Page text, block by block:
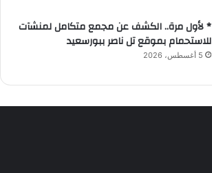
* لأول مرة.. الكشف عن مجمع متكامل لمنشآت
للاستحمام بموقع تل ناصر ببورسعيد
5 أغسطس، 2026